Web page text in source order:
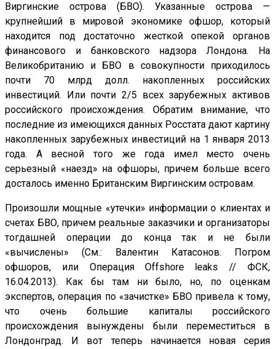
Виргинские острова (БВО). Указанные острова —
крупнейший в мировой экономике офшор, который
находится под достаточно жесткой опекой органов
финансового и банковского надзора Лондона. На
Великобританию и БВО в совокупности приходилось
почти 70 млрд долл. накопленных российских
инвестиций. Или почти 2/5 всех зарубежных активов
российского происхождения. Обратим внимание, что
последние из имеющихся данных Росстата дают картину
накопленных зарубежных инвестиций на 1 января 2013
года. А весной того же года имел место очень
серьезный «наезд» на офшоры, причем больше всего
досталось именно Британским Виргинским островам.
Произошли мощные «утечки» информации о клиентах и
счетах БВО, причем реальные заказчики и организаторы
тогдашней операции до конца так и не были
«вычислены» (См.: Валентин Катасонов. Погром
офшоров, или Операция Offshore leaks // ФСК,
16.04.2013). Как бы там ни было, но, по оценкам
экспертов, операция по «зачистке» БВО привела к тому,
что очень большие капиталы российского
происхождения вынуждены были переместиться в
Лондонград. И вот теперь начинается новая серия